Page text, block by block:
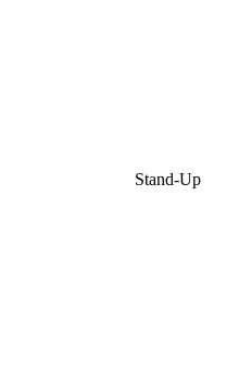
Stand-Up